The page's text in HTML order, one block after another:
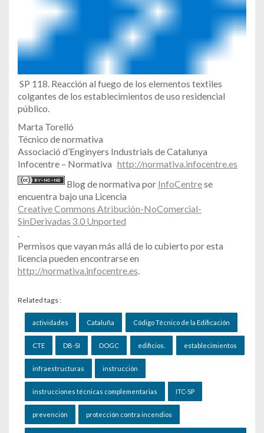
SP 118. Reacción al fuego de los elementos textiles
colgantes de los establecimientos de uso residencial
público.
Marta Torelló
Técnico de normativa
Associació d’Enginyers Industrials de Catalunya
Infocentre – Normativa http://normativa.infocentre.es
Blog de normativa por InfoCentrese
encuentra bajo una Licencia
Creative Commons Atribución-NoComercial-
SinDerivadas 3.0 Unported
.
Permisos que vayan más allá de lo cubierto por esta
licencia pueden encontrarse en
http://normativa.infocentre.es.
Related tags :
actividades Cataluña Código Técnico de la Edificación
CTE DB-SI DOGC edificios. establecimientos
infraestructuras instrucción
instrucciones técnicas complementarias ITC-SP
prevención protección contra incendios